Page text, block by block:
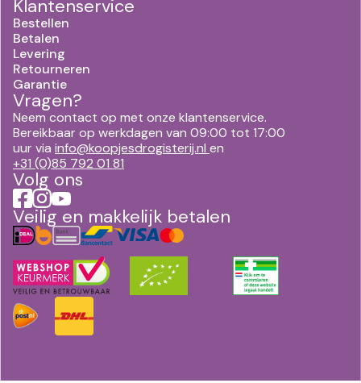
Klantenservice
Bestellen
Betalen
Levering
Retourneren
Garantie
Vragen?
Neem contact op met onze klantenservice.
Bereikbaar op werkdagen van 09:00 tot 17:00
uur via info@koopjesdrogisterij.nl en
+31 (0)85 792 01 81
Volg ons
Veilig en makkelijk betalen